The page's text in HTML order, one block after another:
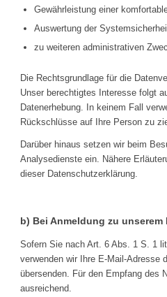
Gewährleistung einer
Auswertung der
zu weiteren administrativen
Die Rechtsgrundlage für die
Unser berechtigtes Interesse folgt
Datenerhebung. In keinem Fall
Rückschlüsse auf Ihre Person zu
Darüber hinaus setzen wir beim
Analysedienste ein. Nähere
dieser Datenschutzerklärung.
b) Bei Anmeldung zu unserem
Sofern Sie nach Art. 6 Abs. 1 S. 1
verwenden wir Ihre E-Mail-Adresse
übersenden. Für den Empfang des
ausreichend.